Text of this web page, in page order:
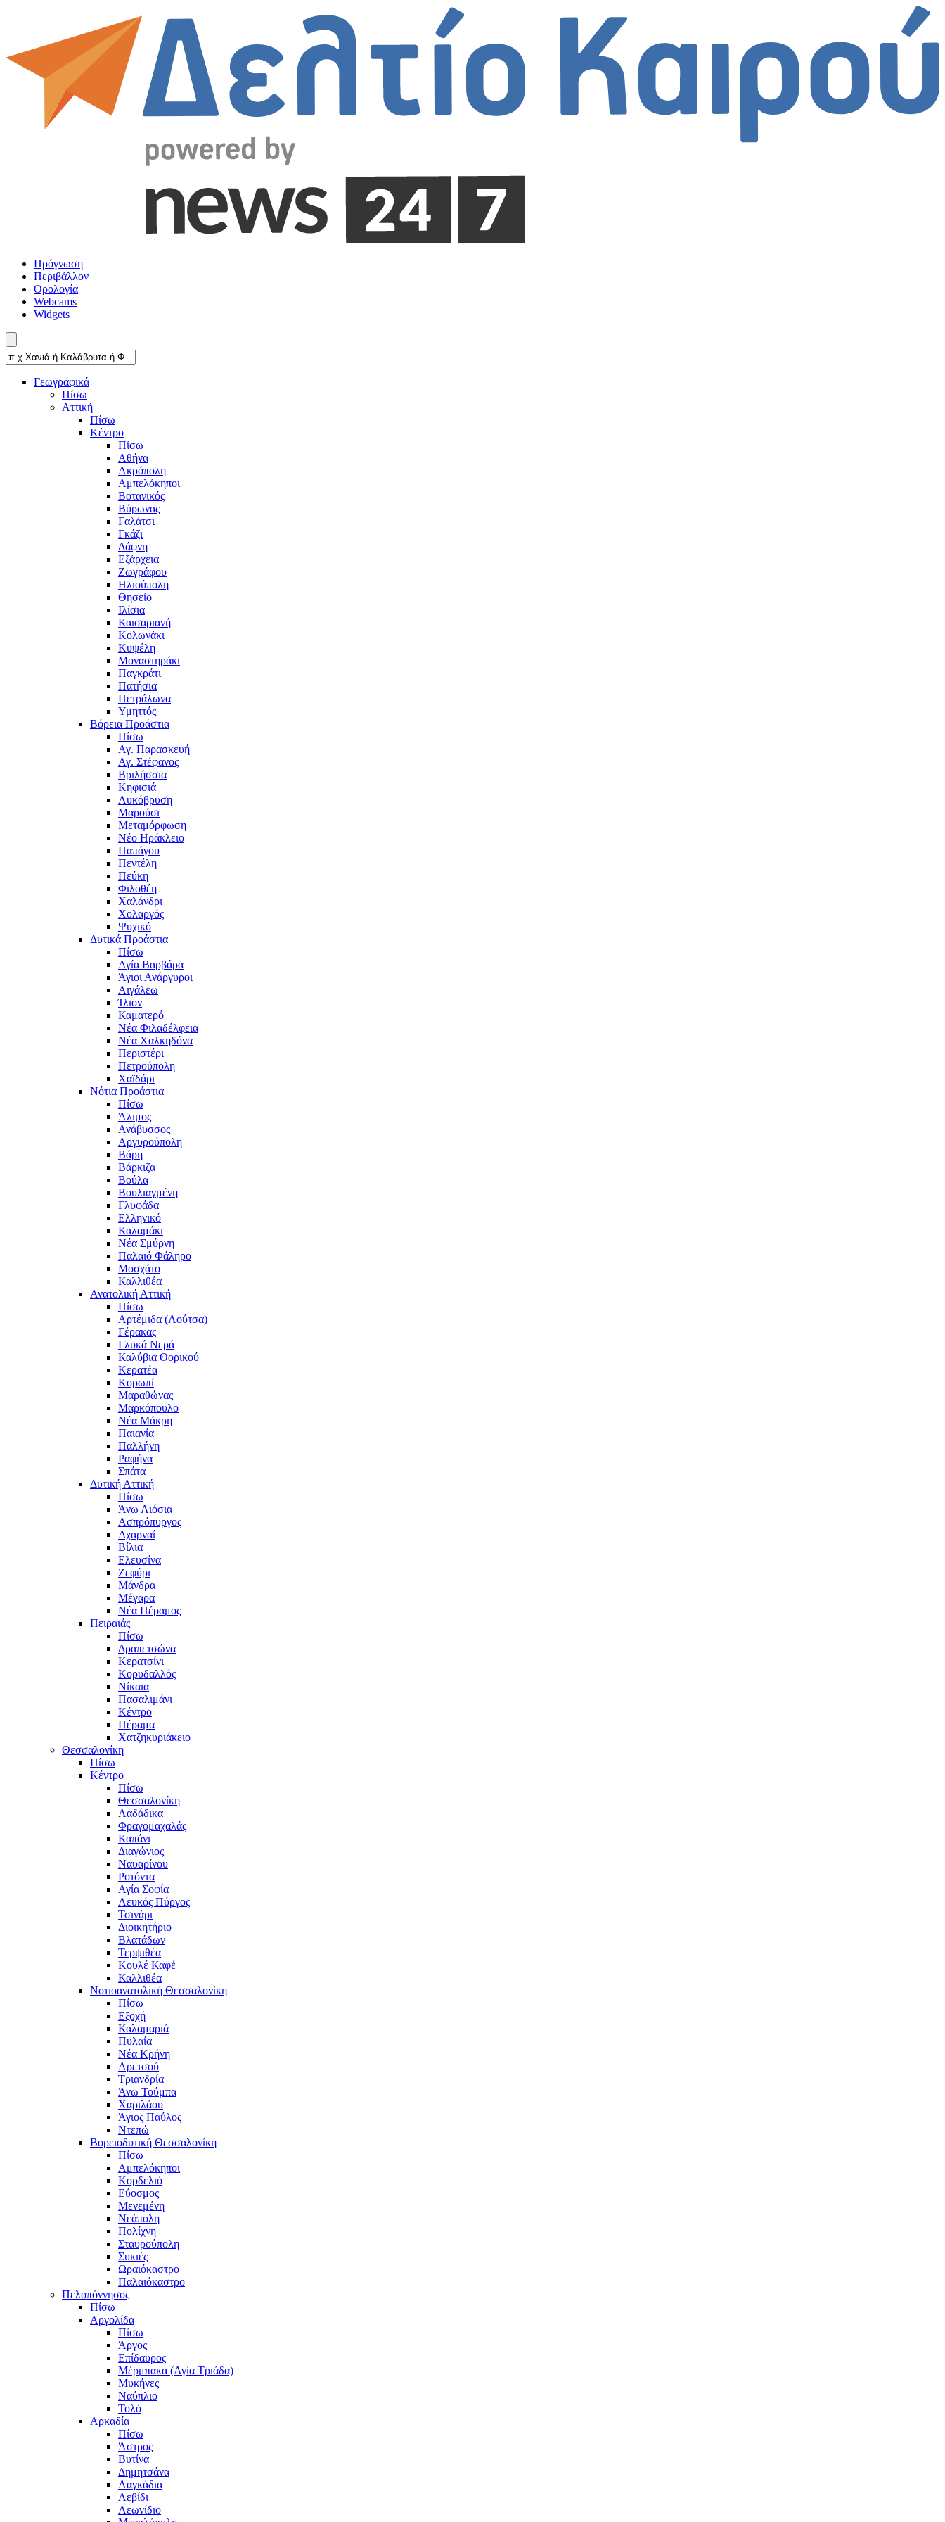
Πρόγνωση
Περιβάλλον
Ορολογία
Webcams
Widgets
Γεωγραφικά
Πίσω
Αττική
Πίσω
Κέντρο
Πίσω
Αθήνα
Ακρόπολη
Αμπελόκηποι
Βοτανικός
Βύρωνας
Γαλάτσι
Γκάζι
Δάφνη
Εξάρχεια
Ζωγράφου
Ηλιούπολη
Θησείο
Ιλίσια
Καισαριανή
Κολωνάκι
Κυψέλη
Μοναστηράκι
Παγκράτι
Πατήσια
Πετράλωνα
Υμηττός
Βόρεια Προάστια
Πίσω
Αγ. Παρασκευή
Αγ. Στέφανος
Βριλήσσια
Κηφισιά
Λυκόβρυση
Μαρούσι
Μεταμόρφωση
Νέο Ηράκλειο
Παπάγου
Πεντέλη
Πεύκη
Φιλοθέη
Χαλάνδρι
Χολαργός
Ψυχικό
Δυτικά Προάστια
Πίσω
Αγία Βαρβάρα
Άγιοι Ανάργυροι
Αιγάλεω
Ίλιον
Καματερό
Νέα Φιλαδέλφεια
Νέα Χαλκηδόνα
Περιστέρι
Πετρούπολη
Χαϊδάρι
Νότια Προάστια
Πίσω
Άλιμος
Ανάβυσσος
Αργυρούπολη
Βάρη
Βάρκιζα
Βούλα
Βουλιαγμένη
Γλυφάδα
Ελληνικό
Καλαμάκι
Νέα Σμύρνη
Παλαιό Φάληρο
Μοσχάτο
Καλλιθέα
Ανατολική Αττική
Πίσω
Αρτέμιδα (Λούτσα)
Γέρακας
Γλυκά Νερά
Καλύβια Θορικού
Κερατέα
Κορωπί
Μαραθώνας
Μαρκόπουλο
Νέα Μάκρη
Παιανία
Παλλήνη
Ραφήνα
Σπάτα
Δυτική Αττική
Πίσω
Άνω Λιόσια
Ασπρόπυργος
Αχαρναί
Βίλια
Ελευσίνα
Ζεφύρι
Μάνδρα
Μέγαρα
Νέα Πέραμος
Πειραιάς
Πίσω
Δραπετσώνα
Κερατσίνι
Κορυδαλλός
Νίκαια
Πασαλιμάνι
Κέντρο
Πέραμα
Χατζηκυριάκειο
Θεσσαλονίκη
Πίσω
Κέντρο
Πίσω
Θεσσαλονίκη
Λαδάδικα
Φραγομαχαλάς
Καπάνι
Διαγώνιος
Ναυαρίνου
Ροτόντα
Αγία Σοφία
Λευκός Πύργος
Τσινάρι
Διοικητήριο
Βλατάδων
Τερψιθέα
Κουλέ Καφέ
Καλλιθέα
Νοτιοανατολική Θεσσαλονίκη
Πίσω
Εξοχή
Καλαμαριά
Πυλαία
Νέα Κρήνη
Αρετσού
Τριανδρία
Άνω Τούμπα
Χαριλάου
Άγιος Παύλος
Ντεπώ
Βορειοδυτική Θεσσαλονίκη
Πίσω
Αμπελόκηποι
Κορδελιό
Εύοσμος
Μενεμένη
Νεάπολη
Πολίχνη
Σταυρούπολη
Συκιές
Ωραιόκαστρο
Παλαιόκαστρο
Πελοπόννησος
Πίσω
Αργολίδα
Πίσω
Άργος
Επίδαυρος
Μέρμπακα (Αγία Τριάδα)
Μυκήνες
Ναύπλιο
Τολό
Αρκαδία
Πίσω
Άστρος
Βυτίνα
Δημητσάνα
Λαγκάδια
Λεβίδι
Λεωνίδιο